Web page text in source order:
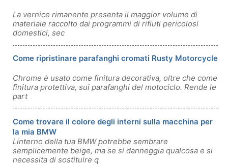
La vernice rimanente presenta il maggior volume di
materiale raccolto dai programmi di rifiuti pericolosi
domestici, sec
Come ripristinare parafanghi cromati Rusty Motorcycle
Chrome è usato come finitura decorativa, oltre che come
finitura protettiva, sui parafanghi del motociclo. Rende le
part
Come trovare il colore degli interni sulla macchina per
la mia BMW
Linterno della tua BMW potrebbe sembrare
semplicemente beige, ma se si danneggia qualcosa e si
necessita di sostituire q